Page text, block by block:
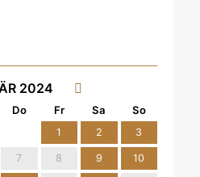
2024
1 2 3
7 8 9 10